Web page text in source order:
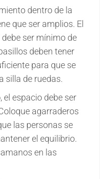
dentro de la
que ser amplios. El
ser mínimo de
deben tener
para que se
silla de ruedas.
, el espacio debe ser
agarraderos
las personas se
el equilibrio.
en las